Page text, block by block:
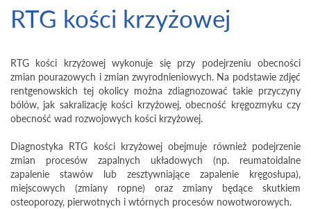
RTG kości krzyżowej
RTG kości krzyżowej wykonuje się przy podejrzeniu obecności
zmian pourazowych i zmian zwyrodnieniowych. Na podstawie zdjęć
rentgenowskich tej okolicy można zdiagnozować takie przyczyny
bólów, jak sakralizację kości krzyżowej, obecność kręgozmyku czy
obecność wad rozwojowych kości krzyżowej.
Diagnostyka RTG kości krzyżowej obejmuje również podejrzenie
zmian procesów zapalnych układowych (np. reumatoidalne
zapalenie stawów lub zesztywniające zapalenie kręgosłupa),
miejscowych (zmiany ropne) oraz zmiany będące skutkiem
osteoporozy, pierwotnych i wtórnych procesów nowotworowych.